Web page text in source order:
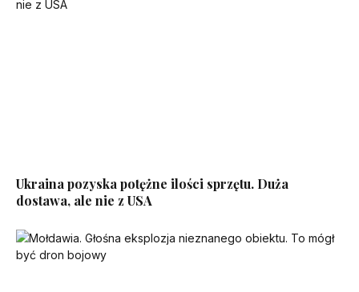
Ukraina pozyska potężne ilości sprzętu. Duża
dostawa, ale nie z USA